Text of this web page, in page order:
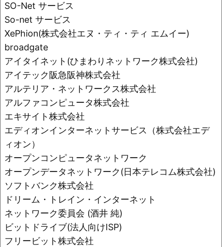
SO-Net サービス
So-net サービス
XePhion(株式会社エヌ・ティ・ティ エムイー)
broadgate
アイタイネット(ひまわりネットワーク株式会社)
アイテック阪急阪神株式会社
アルテリア・ネットワークス株式会社
アルファコンピュータ株式会社
エキサイト株式会社
エディオンインターネットサービス（株式会社エデ
ィオン）
オープンコンピュータネットワーク
オープンデータネットワーク(日本テレコム株式会社)
ソフトバンク株式会社
ドリーム・トレイン・インターネット
ネットワーク委員会 (酒井 純)
ビットドライブ(法人向けISP)
フリービット株式会社